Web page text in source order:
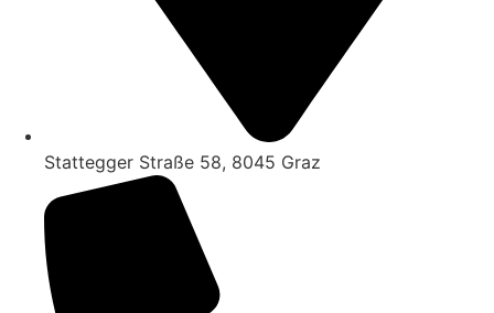
Stattegger Straße 58, 8045 Graz